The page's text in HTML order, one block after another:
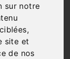
sur notre
site et
de nos
vous
véhicules